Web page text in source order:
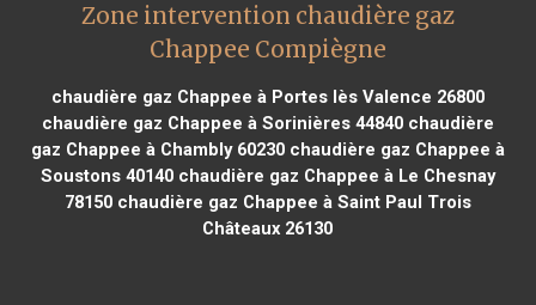
Zone intervention chaudière gaz
Chappee Compiègne
chaudière gaz Chappee à Portes lès Valence 26800
chaudière gaz Chappee à Sorinières 44840chaudière
gaz Chappee à Chambly 60230chaudière gaz Chappee à
Soustons 40140chaudière gaz Chappee à Le Chesnay
78150chaudière gaz Chappee à Saint Paul Trois
Châteaux 26130